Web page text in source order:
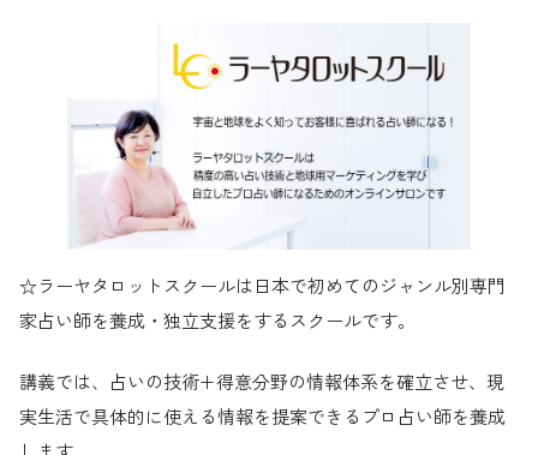
☆ラーヤタロットスクールは日本で初めてのジャンル別専門
家占い師を養成・独立支援をするスクールです。
講義では、占いの技術+得意分野の情報体系を確立させ、現
実生活で具体的に使える情報を提案できるプロ占い師を養成